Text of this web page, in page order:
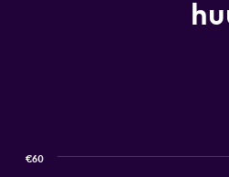
€60